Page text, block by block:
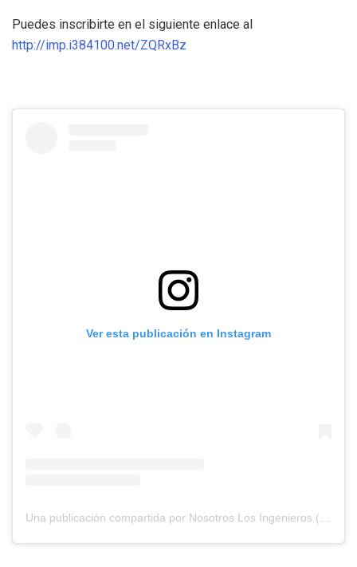
Puedes inscribirte en el siguiente enlace al
http://imp.i384100.net/ZQRxBz
Ver esta publicación en Instagram